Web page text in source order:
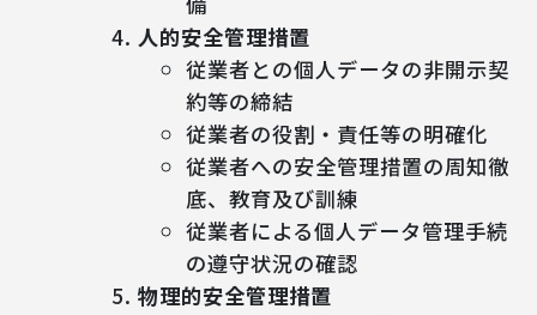
人的安全管理措置
従業者との個人データの非開示契
約等の締結
従業者の役割・責任等の明確化
従業者への安全管理措置の周知徹
底、教育及び訓練
従業者による個人データ管理手続
の遵守状況の確認
物理的安全管理措置